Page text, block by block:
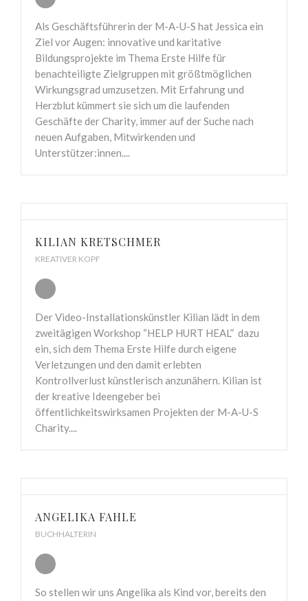
Als Geschäftsführerin der M-A-U-S hat Jessica ein
Ziel vor Augen: innovative und karitative
Bildungsprojekte im Thema Erste Hilfe für
benachteiligte Zielgruppen mit größtmöglichen
Wirkungsgrad umzusetzen. Mit Erfahrung und
Herzblut kümmert sie sich um die laufenden
Geschäfte der Charity, immer auf der Suche nach
neuen Aufgaben, Mitwirkenden und
Unterstützer:innen....
KILIAN KRETSCHMER
KREATIVER KOPF
Der Video-Installationskünstler Kilian lädt in dem
zweitägigen Workshop “HELP HURT HEAL” dazu
ein, sich dem Thema Erste Hilfe durch eigene
Verletzungen und den damit erlebten
Kontrollverlust künstlerisch anzunähern. Kilian ist
der kreative Ideengeber bei
öffentlichkeitswirksamen Projekten der M-A-U-S
Charity....
ANGELIKA FAHLE
BUCHHALTERIN
So stellen wir uns Angelika als Kind vor, bereits den